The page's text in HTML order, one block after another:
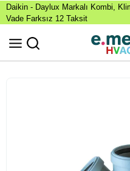
Daikin - Daylux Markalı Kombi,
Vade Farksız 12 Taksit